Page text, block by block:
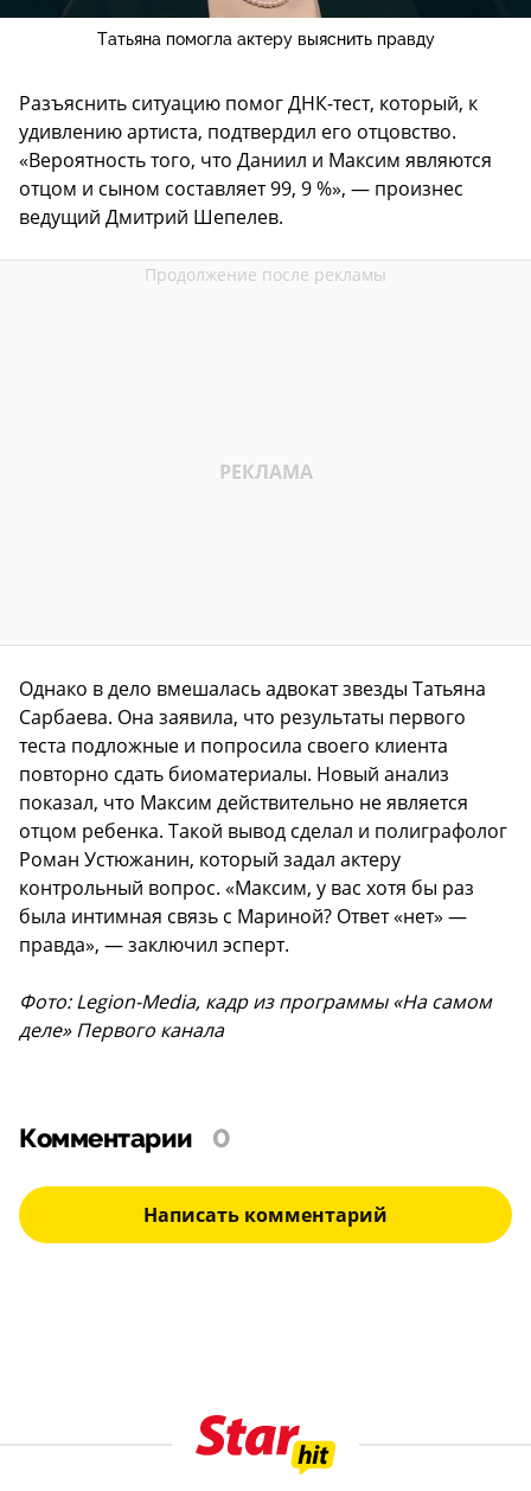
Татьяна помогла актеру выяснить правду
Разъяснить ситуацию помог ДНК-тест, который, к
удивлению артиста, подтвердил его отцовство.
«Вероятность того, что Даниил и Максим являются
отцом и сыном составляет 99, 9 %», — произнес
ведущий Дмитрий Шепелев.
Однако в дело вмешалась адвокат звезды Татьяна
Сарбаева. Она заявила, что результаты первого
теста подложные и попросила своего клиента
повторно сдать биоматериалы. Новый анализ
показал, что Максим действительно не является
отцом ребенка. Такой вывод сделал и полиграфолог
Роман Устюжанин, который задал актеру
контрольный вопрос. «Максим, у вас хотя бы раз
была интимная связь с Мариной? Ответ «нет» —
правда», — заключил эсперт.
Фото: Legion-Media, кадр из программы «На самом
деле» Первого канала
Комментарии 0
Написать комментарий